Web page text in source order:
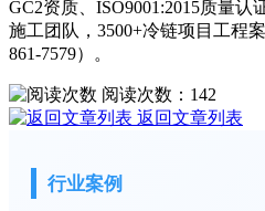
GC2资质、ISO9001:2015质量认
施工团队，3500+冷链项目工程
861-7579）。
阅读次数： 142
返回文章列表
行业案例